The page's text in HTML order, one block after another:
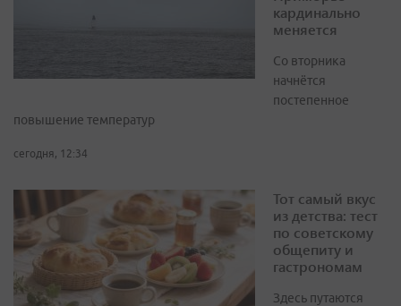
кардинально
меняется
Со вторника
начнётся
постепенное
повышение температур
сегодня, 12:34
Тот самый вкус
из детства: тест
по советскому
общепиту и
гастрономам
Здесь путаются